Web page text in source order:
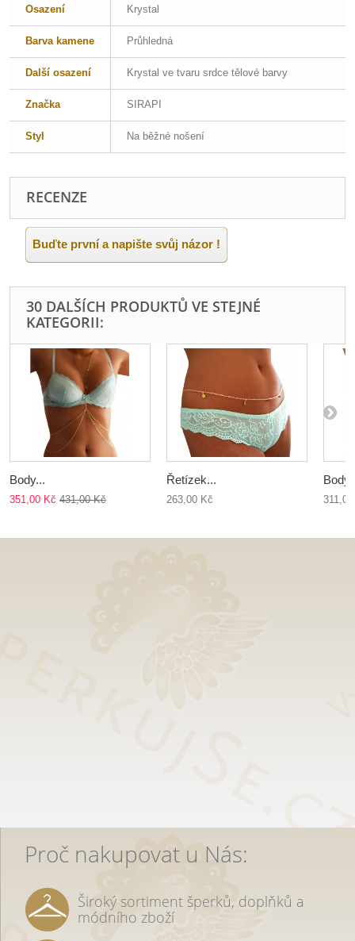
Osazení Krystal
Barva kamene Průhledná
Další osazení Krystal ve tvaru srdce tělové barvy
Značka SIRAPI
Styl Na běžné nošení
RECENZE
Buďte první a napište svůj názor !
30 DALŠÍCH PRODUKTŮ VE STEJNÉ
KATEGORII:
Body...
351,00 Kč 431,00 Kč
Řetízek...
263,00 Kč
Proč nakupovat u Nás:
Široký sortiment šperků, doplňků a
módního zboží